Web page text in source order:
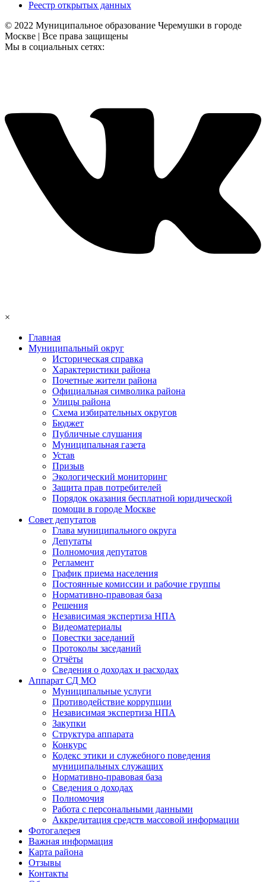
Реестр открытых данных
© 2022 Муниципальное образование Черемушки в городе
Москве | Все права защищены
Мы в социальных сетях:
×
Главная
Муниципальный округ
Историческая справка
Характеристики района
Почетные жители района
Официальная символика района
Улицы района
Схема избирательных округов
Бюджет
Публичные слушания
Муниципальная газета
Устав
Призыв
Экологический мониторинг
Защита прав потребителей
Порядок оказания бесплатной юридической
помощи в городе Москве
Совет депутатов
Глава муниципального округа
Депутаты
Полномочия депутатов
Регламент
График приема населения
Постоянные комиссии и рабочие группы
Нормативно-правовая база
Решения
Независимая экспертиза НПА
Видеоматериалы
Повестки заседаний
Протоколы заседаний
Отчёты
Сведения о доходах и расходах
Аппарат СД МО
Муниципальные услуги
Противодействие коррупции
Независимая экспертиза НПА
Закупки
Структура аппарата
Конкурс
Кодекс этики и служебного поведения
муниципальных служащих
Нормативно-правовая база
Сведения о доходах
Полномочия
Работа с персональными данными
Аккредитация средств массовой информации
Фотогалерея
Важная информация
Карта района
Отзывы
Контакты